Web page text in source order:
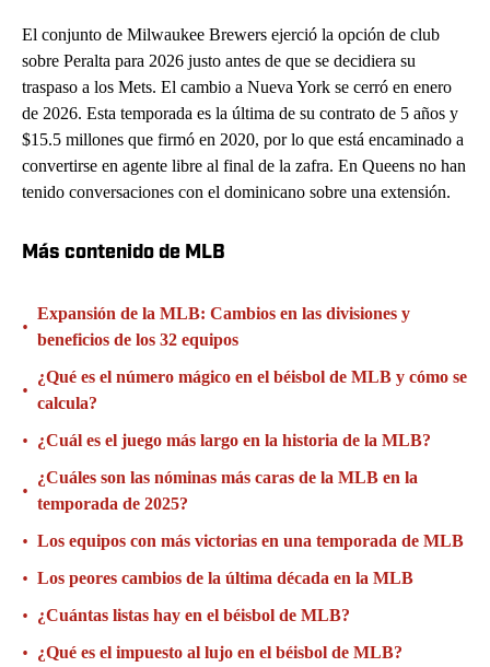
El conjunto de Milwaukee Brewers ejerció la opción de club
sobre Peralta para 2026 justo antes de que se decidiera su
traspaso a los Mets. El cambio a Nueva York se cerró en enero
de 2026. Esta temporada es la última de su contrato de 5 años y
$15.5 millones que firmó en 2020, por lo que está encaminado a
convertirse en agente libre al final de la zafra. En Queens no han
tenido conversaciones con el dominicano sobre una extensión.
Más contenido de MLB
•
Expansión de la MLB: Cambios en las divisiones y
beneficios de los 32 equipos
•
¿Qué es el número mágico en el béisbol de MLB y cómo se
calcula?
• ¿Cuál es el juego más largo en la historia de la MLB?
•
¿Cuáles son las nóminas más caras de la MLB en la
temporada de 2025?
• Los equipos con más victorias en una temporada de MLB
• Los peores cambios de la última década en la MLB
• ¿Cuántas listas hay en el béisbol de MLB?
• ¿Qué es el impuesto al lujo en el béisbol de MLB?